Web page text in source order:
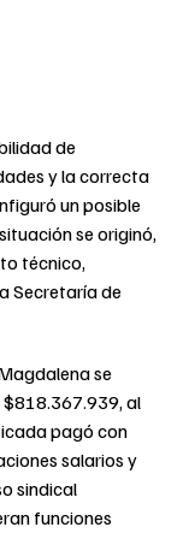
de
y la correcta
un posible
se originó,
técnico,
Secretaría de
se
al
pagó con
salarios y
sindical
funciones